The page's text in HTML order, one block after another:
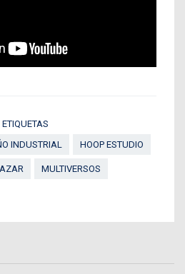
ETIQUETAS
INDUSTRIAL HOOP ESTUDIO
MULTIVERSOS